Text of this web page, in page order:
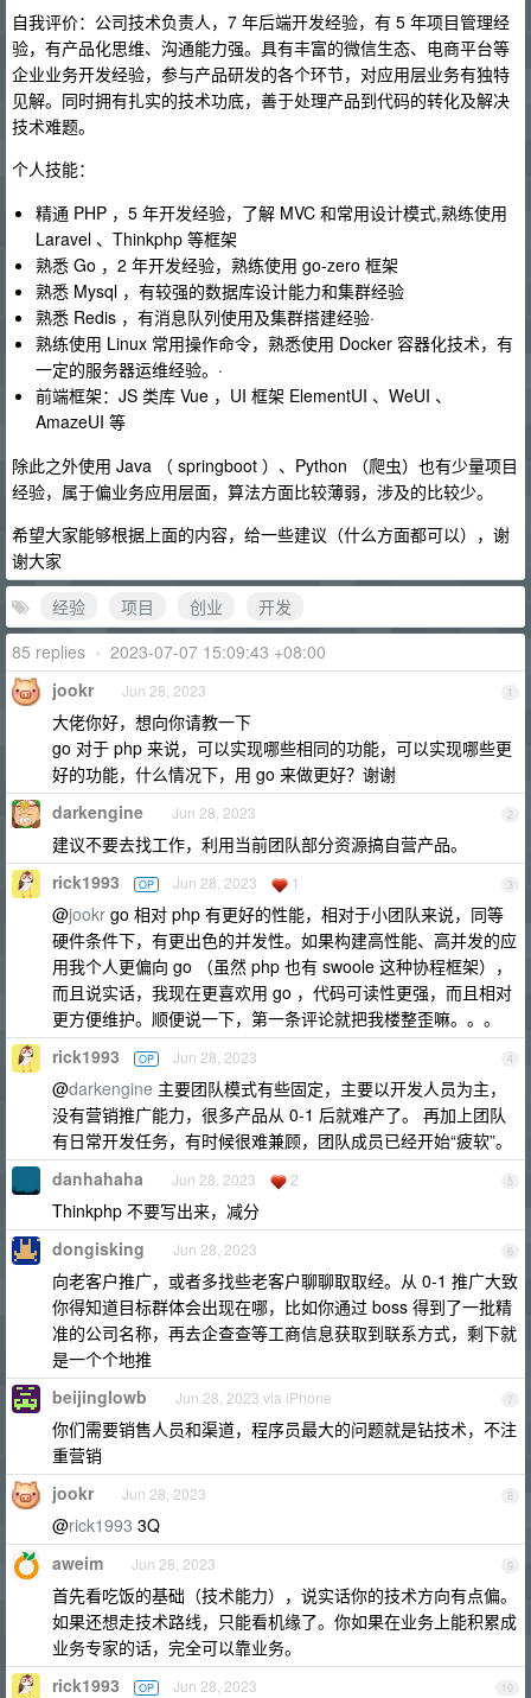
自我评价：公司技术负责人，7 年后端开发经验，有 5 年项目管理经
验，有产品化思维、沟通能力强。具有丰富的微信生态、电商平台等
企业业务开发经验，参与产品研发的各个环节，对应用层业务有独特
见解。同时拥有扎实的技术功底，善于处理产品到代码的转化及解决
技术难题。
个人技能：
精通 PHP ，5 年开发经验，了解 MVC 和常用设计模式,熟练使用
Laravel 、Thinkphp 等框架
熟悉 Go ，2 年开发经验，熟练使用 go-zero 框架
熟悉 Mysql ，有较强的数据库设计能力和集群经验
熟悉 Redis ，有消息队列使用及集群搭建经验·
熟练使用 Linux 常用操作命令，熟悉使用 Docker 容器化技术，有
一定的服务器运维经验。·
前端框架：JS 类库 Vue ，UI 框架 ElementUI 、WeUI 、
AmazeUI 等
除此之外使用 Java （ springboot ）、Python （爬虫）也有少量项目
经验，属于偏业务应用层面，算法方面比较薄弱，涉及的比较少。
希望大家能够根据上面的内容，给一些建议（什么方面都可以），谢
谢大家
经验
项目 创业
开发
85 replies • 2023-07-07 15:09:43 +08:00
1
jookr Jun 28, 2023
大佬你好，想向你请教一下
go 对于 php 来说，可以实现哪些相同的功能，可以实现哪些更
好的功能，什么情况下，用 go 来做更好？谢谢
2
darkengine Jun 28, 2023
建议不要去找工作，利用当前团队部分资源搞自营产品。
3
rick1993 OP Jun 28, 2023 1
@jookr go 相对 php 有更好的性能，相对于小团队来说，同等
硬件条件下，有更出色的并发性。如果构建高性能、高并发的应
用我个人更偏向 go （虽然 php 也有 swoole 这种协程框架），
而且说实话，我现在更喜欢用 go ，代码可读性更强，而且相对
更方便维护。顺便说一下，第一条评论就把我楼整歪嘛。。。
4
rick1993 OP Jun 28, 2023
@darkengine 主要团队模式有些固定，主要以开发人员为主，
没有营销推广能力，很多产品从 0-1 后就难产了。 再加上团队
有日常开发任务，有时候很难兼顾，团队成员已经开始“疲软”。
5
danhahaha Jun 28, 2023 2
Thinkphp 不要写出来，减分
6
dongisking Jun 28, 2023
向老客户推广，或者多找些老客户聊聊取取经。从 0-1 推广大致
你得知道目标群体会出现在哪，比如你通过 boss 得到了一批精
准的公司名称，再去企查查等工商信息获取到联系方式，剩下就
是一个个地推
7
beijinglowb Jun 28, 2023 via iPhone
你们需要销售人员和渠道，程序员最大的问题就是钻技术，不注
重营销
8
jookr Jun 28, 2023
@rick1993 3Q
9
aweim Jun 28, 2023
首先看吃饭的基础（技术能力），说实话你的技术方向有点偏。
如果还想走技术路线，只能看机缘了。你如果在业务上能积累成
业务专家的话，完全可以靠业务。
10
rick1993 OP Jun 28, 2023